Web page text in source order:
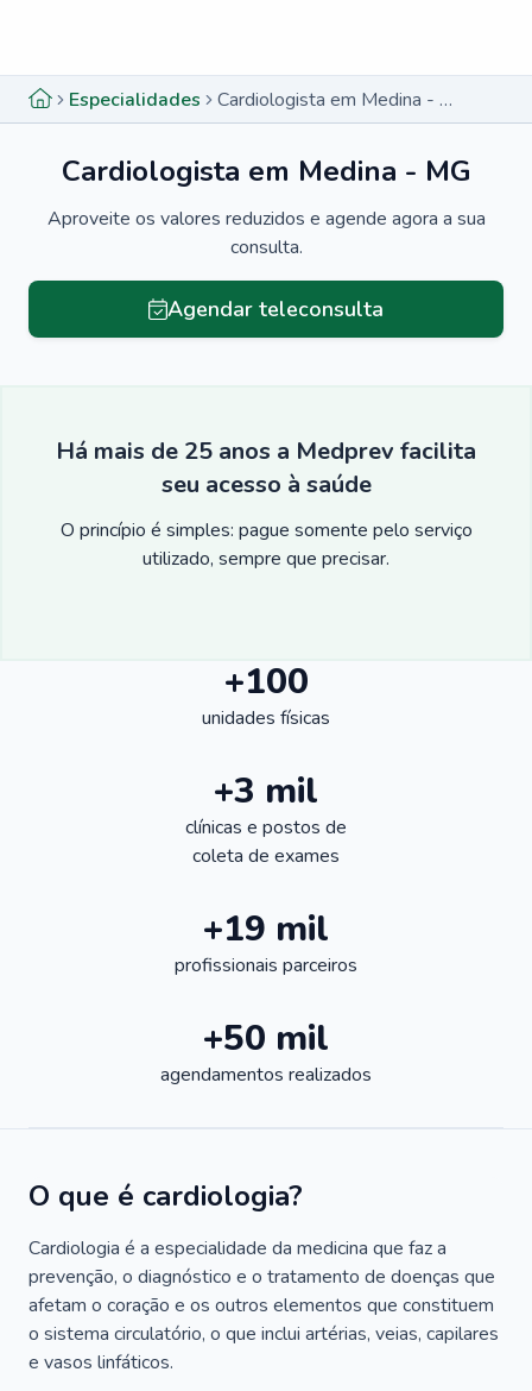
Especialidades Cardiologista em Medina - MG
Cardiologista em Medina - MG
Aproveite os valores reduzidos e agende agora a sua
consulta.
Agendar teleconsulta
Há mais de 25 anos a Medprev facilita
seu acesso à saúde
O princípio é simples: pague somente pelo serviço
utilizado, sempre que precisar.
+100
unidades físicas
+3 mil
clínicas e postos de
coleta de exames
+19 mil
profissionais parceiros
+50 mil
agendamentos realizados
O que é cardiologia?
Cardiologia é a especialidade da medicina que faz a
prevenção, o diagnóstico e o tratamento de doenças que
afetam o coração e os outros elementos que constituem
o sistema circulatório, o que inclui artérias, veias, capilares
e vasos linfáticos.